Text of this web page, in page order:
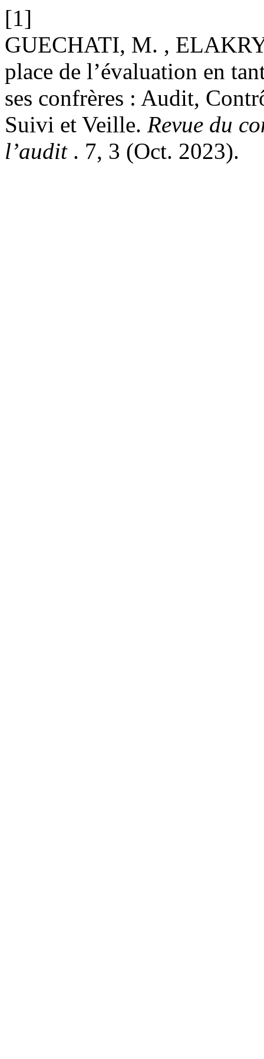
[1]
GUECHATI, M. ,
place de l’évaluation en
ses confrères : Audit,
Suivi et Veille. Revue du
l’audit . 7, 3 (Oct. 2023).